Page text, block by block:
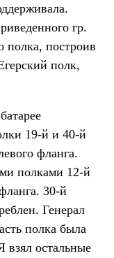
гр.
полка, построив
полк,
19-й и 40-й
фланга.
полками 12-й
30-й
Генерал
полка была
остальные